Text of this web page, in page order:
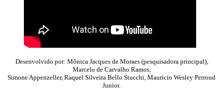
Desenvolvido por: Mônica Jacques de Moraes (pesquisadora principal),
Marcelo de Carvalho Ramos,
Simone Appenzeller, Raquel Silveira Bello Stucchi, Mauricio Wesley Perroud
Junior.